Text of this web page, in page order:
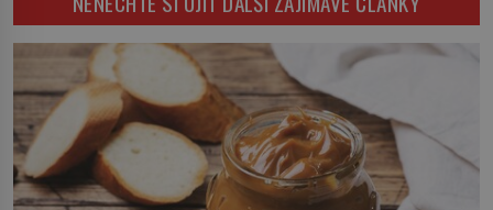
bychom jednou […]
astronomů. Namísto ní ale objeví
něco mnohem hmatatelnějšího.
Naprosto rekordní kometu!
Astronomové Pedro Bernardinelli a
Gary Bernstein mravenčí prací
zkoumají archivní snímky v rámci
Průzkumu temné energie […]